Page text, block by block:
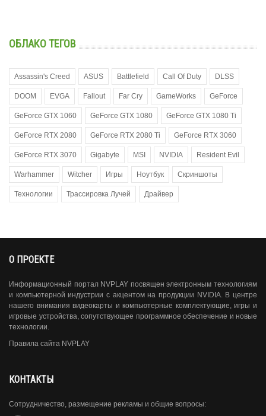
ОБЛАКО ТЕГОВ
Assassin's Creed ASUS Battlefield Call Of Duty DLSS
DOOM EVGA Fallout Far Cry GameWorks GeForce
GeForce GTX 1060 GeForce GTX 1080 GeForce GTX 1080 Ti
GeForce RTX 2080 GeForce RTX 2080 Ti GeForce RTX 3060
GeForce RTX 3070 Gigabyte MSI NVIDIA Resident Evil
Warhammer Witcher Игры Ноутбук Скриншоты
Технологии Трассировка Лучей Драйвер
О ПРОЕКТЕ
Информационный портал NVPLAY посвящен электронным технологиям
и компьютерной индустрии с акцентом на продукции NVIDIA. В центре
нашего внимания видеокарты и компьютерные комплектующие, игры и
игровые устройства, сопутствующее программное обеспечение и новые
технологии.
Правила сайта NVPLAY
КОНТАКТЫ
Сотрудничество, размещение рекламы и общие вопросы: